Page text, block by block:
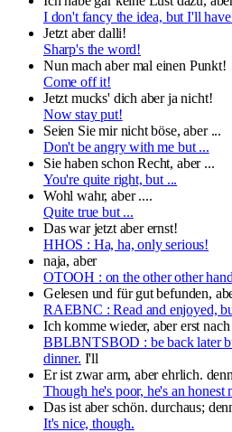
I don't fancy the idea, but I'll
Jetzt aber dalli!
Sharp's the word!
Nun mach aber mal einen Punkt!
Come off it!
Jetzt mucks' dich aber ja nicht!
Now stay put!
Seien Sie mir nicht böse, aber ...
Don't be angry with me but ...
Sie haben schon Recht, aber ...
You're quite right, but ...
Wohl wahr, aber ....
Quite true but ...
Das war jetzt aber ernst!
HHOS : Ha, ha, only serious!
naja, aber
OTOOH : on the other other hand
Gelesen und für gut befunden,
RAEBNC : Read and enjoyed,
Ich komme wieder, aber erst
BBLBNTSBOD : be back later
dinner. I'll
Er ist zwar arm, aber ehrlich.
Though he's poor, he's an honest
Das ist aber schön. durchaus;
It's nice, though.